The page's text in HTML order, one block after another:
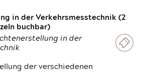
in der Verkehrsmesstechnik (2
buchbar)
in der
der verschiedenen